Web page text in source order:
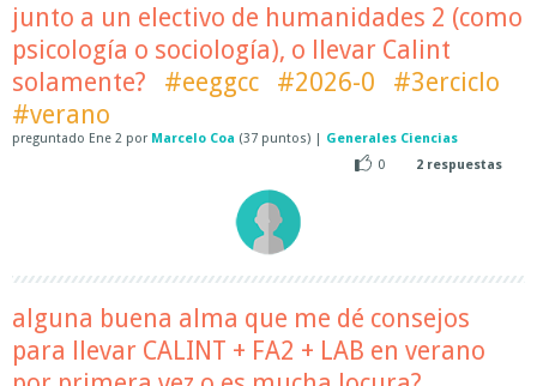
junto a un electivo de humanidades 2 (como
psicología o sociología), o llevar Calint
solamente?
#eeggcc #2026-0
#3erciclo
#verano
preguntado Ene 2 por Marcelo Coa (37 puntos) | Generales Ciencias
0
2 respuestas
alguna buena alma que me dé consejos
para llevar CALINT + FA2 + LAB en verano